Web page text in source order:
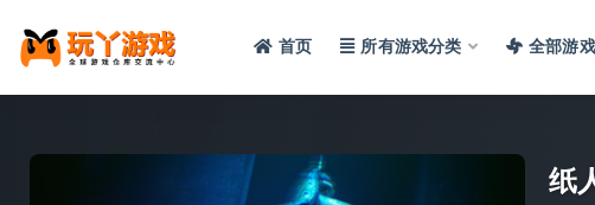
首页 所有游戏分类 全部游戏
纸